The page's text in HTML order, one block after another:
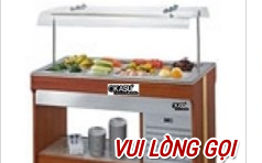
VUI LÒNG GỌI